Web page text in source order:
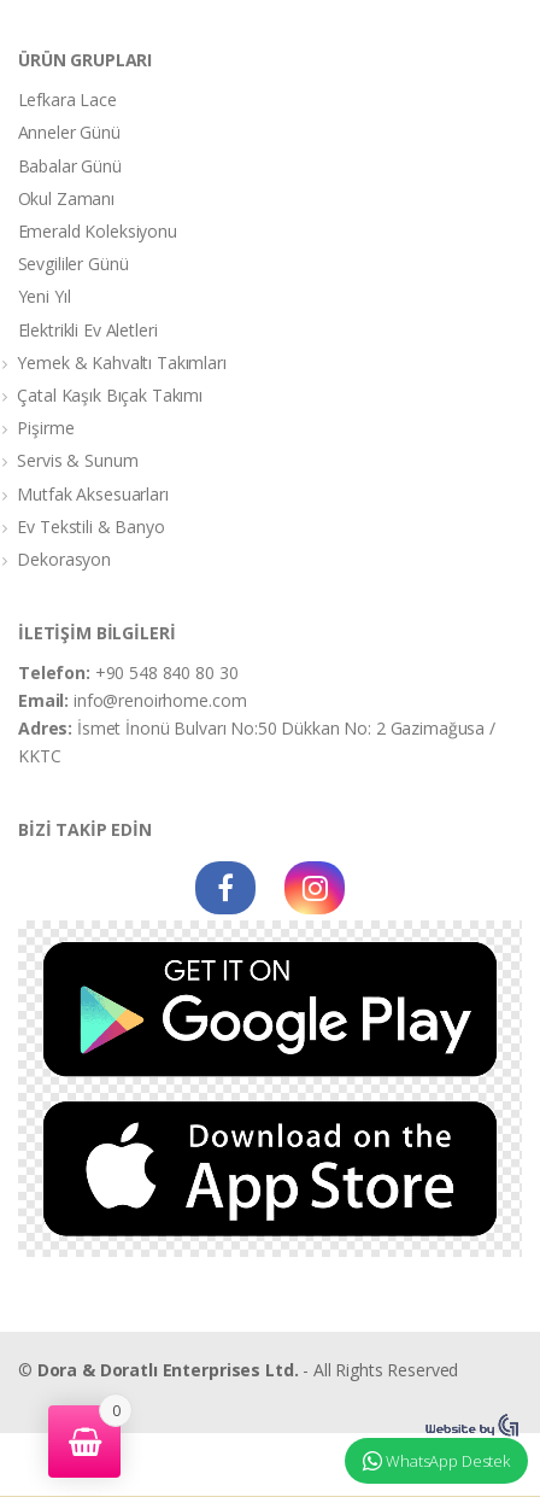
ÜRÜN GRUPLARI
Lefkara Lace
Anneler Günü
Babalar Günü
Okul Zamanı
Emerald Koleksiyonu
Sevgililer Günü
Yeni Yıl
Elektrikli Ev Aletleri
Yemek & Kahvaltı Takımları
Çatal Kaşık Bıçak Takımı
Pişirme
Servis & Sunum
Mutfak Aksesuarları
Ev Tekstili & Banyo
Dekorasyon
İLETİŞİM BİLGİLERİ
Telefon: +90 548 840 80 30
Email:info@renoirhome.com
Adres: İsmet İnonü Bulvarı No:50 Dükkan No: 2 Gazimağusa /
KKTC
BİZİ TAKİP EDİN
© Dora & Doratlı Enterprises Ltd. - All Rights Reserved
0
WhatsApp Destek